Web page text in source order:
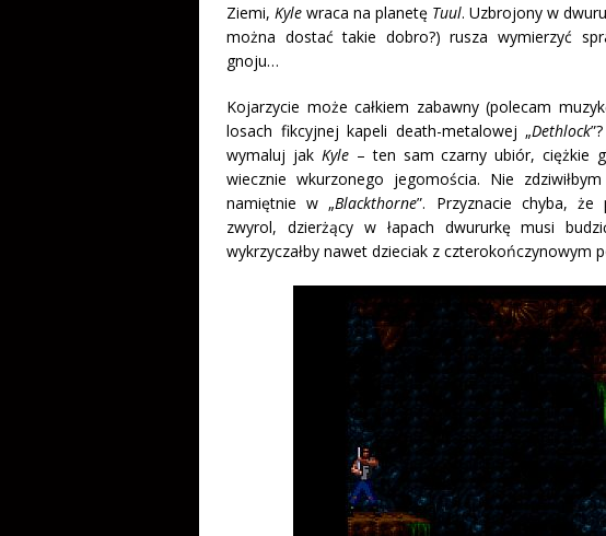
Ziemi, Kyle wraca na planetę Tuul. Uzbrojony w
można dostać takie dobro?) rusza wymierzyć
gnoju…
Kojarzycie może całkiem zabawny (polecam
losach fikcyjnej kapeli death-metalowej „Dethlock
wymaluj jak Kyle– ten sam czarny ubiór, ciężkie
wiecznie wkurzonego jegomościa. Nie
namiętnie w „Blackthorne”. Przyznacie chyba,
zwyrol, dzierżący w łapach dwururkę musi
wykrzyczałby nawet dzieciak z czterokończynowym